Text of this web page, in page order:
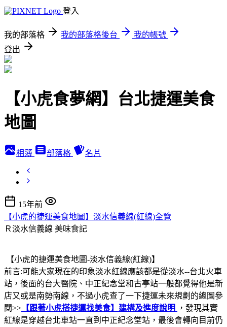
登入
我的部落格 我的部落格後台
我的帳號
登出
【小虎食夢網】台北捷運美食
地圖
相簿 部落格 名片
15年前
【小虎的捷運美食地圖】淡水信義線(紅線)全覽
Ｒ淡水信義線 美味食記
【小虎的捷運美食地圖-淡水信義線(紅線)】
前言:可能大家現在的印象淡水紅線應該都是從淡水--台北火車
站，後面的台大醫院、中正紀念堂和古亭站一般都覺得他是新
店又或是南勢南線，不過小虎查了一下捷運未來規劃的總圖參
閱>> 【跟著小虎搭捷運找美食】建構及進度說明
，發現其實
紅線是穿越台北車站一直到中正紀念堂站，最後會轉向目前仍